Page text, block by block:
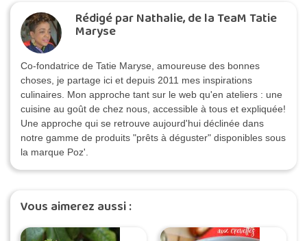
Rédigé par Nathalie, de la TeaM Tatie
Maryse
Co-fondatrice de Tatie Maryse, amoureuse des bonnes
choses, je partage ici et depuis 2011 mes inspirations
culinaires. Mon approche tant sur le web qu'en ateliers : une
cuisine au goût de chez nous, accessible à tous et expliquée!
Une approche qui se retrouve aujourd'hui déclinée dans
notre gamme de produits "prêts à déguster" disponibles sous
la marque Poz'.
Vous aimerez aussi :